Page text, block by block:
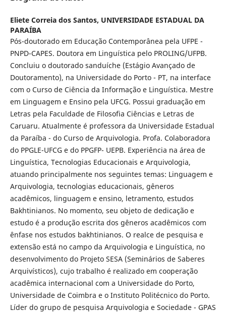
Eliete Correia dos Santos, UNIVERSIDADE ESTADUAL DA
PARAÍBA
Pós-doutorado em Educação Contemporânea pela UFPE -
PNPD-CAPES. Doutora em Linguística pelo PROLING/UFPB.
Concluiu o doutorado sanduíche (Estágio Avançado de
Doutoramento), na Universidade do Porto - PT, na interface
com o Curso de Ciência da Informação e Linguística. Mestre
em Linguagem e Ensino pela UFCG. Possui graduação em
Letras pela Faculdade de Filosofia Ciências e Letras de
Caruaru. Atualmente é professora da Universidade Estadual
da Paraíba - do Curso de Arquivologia. Profa. Colaboradora
do PPGLE-UFCG e do PPGFP- UEPB. Experiência na área de
Linguística, Tecnologias Educacionais e Arquivologia,
atuando principalmente nos seguintes temas: Linguagem e
Arquivologia, tecnologias educacionais, gêneros
acadêmicos, linguagem e ensino, letramento, estudos
Bakhtinianos. No momento, seu objeto de dedicação e
estudo é a produção escrita dos gêneros acadêmicos com
ênfase nos estudos bakhtinianos. O realce de pesquisa e
extensão está no campo da Arquivologia e Linguística, no
desenvolvimento do Projeto SESA (Seminários de Saberes
Arquivísticos), cujo trabalho é realizado em cooperação
acadêmica internacional com a Universidade do Porto,
Universidade de Coimbra e o Instituto Politécnico do Porto.
Líder do grupo de pesquisa Arquivologia e Sociedade - GPAS